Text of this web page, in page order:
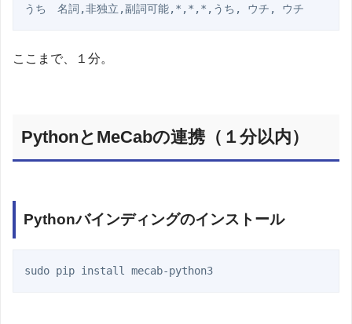
ここまで、１分。
PythonとMeCabの連携（１分以内）
Pythonバインディングのインストール